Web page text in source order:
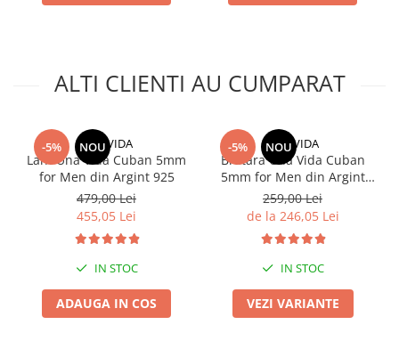
ALTI CLIENTI AU CUMPARAT
-5% NOU
UNA VIDA
Lant Una Vida Cuban 5mm
for Men din Argint 925
479,00 Lei
455,05 Lei
IN STOC
ADAUGA IN COS
-5% NOU
UNA VIDA
Bratara Una Vida Cuban
5mm for Men din Argint
925
259,00 Lei
de la 246,05 Lei
IN STOC
VEZI VARIANTE